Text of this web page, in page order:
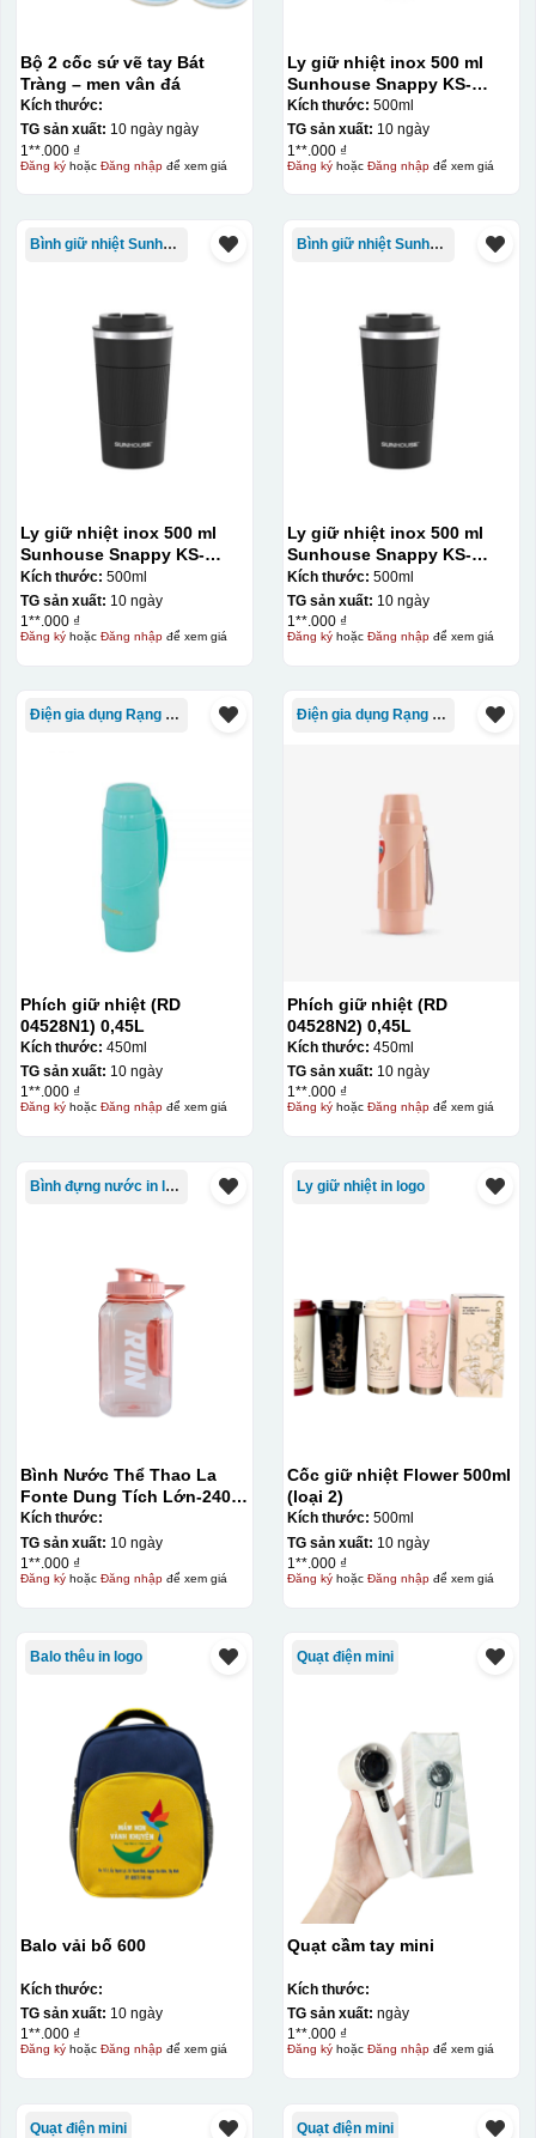
Bộ 2 cốc sứ vẽ tay Bát
Tràng – men vân đá
Kích thước:
TG sản xuất: 10 ngày ngày
1**.000 ₫
Đăng kýhoặc Đăng nhậpđể xem giá
Ly giữ nhiệt inox 500 ml
Sunhouse Snappy KS-
TU500S
Kích thước: 500ml
TG sản xuất: 10 ngày
1**.000 ₫
Đăng kýhoặc Đăng nhậpđể xem giá
Bình giữ nhiệt Sunhouse
Ly giữ nhiệt inox 500 ml
Sunhouse Snappy KS-
TU500S
Kích thước: 500ml
TG sản xuất: 10 ngày
1**.000 ₫
Đăng kýhoặc Đăng nhậpđể xem giá
Bình giữ nhiệt Sunhouse
Ly giữ nhiệt inox 500 ml
Sunhouse Snappy KS-
TU500S
Kích thước: 500ml
TG sản xuất: 10 ngày
1**.000 ₫
Đăng kýhoặc Đăng nhậpđể xem giá
Điện gia dụng Rạng Đông
Phích giữ nhiệt (RD
04528N1) 0,45L
Kích thước: 450ml
TG sản xuất: 10 ngày
1**.000 ₫
Đăng kýhoặc Đăng nhậpđể xem giá
Điện gia dụng Rạng Đông
Phích giữ nhiệt (RD
04528N2) 0,45L
Kích thước: 450ml
TG sản xuất: 10 ngày
1**.000 ₫
Đăng kýhoặc Đăng nhậpđể xem giá
Bình đựng nước in logo
Bình Nước Thể Thao La
Fonte Dung Tích Lớn-2400
ML014892-BLU
Kích thước:
TG sản xuất: 10 ngày
1**.000 ₫
Đăng kýhoặc Đăng nhậpđể xem giá
Ly giữ nhiệt in logo
Cốc giữ nhiệt Flower 500ml
(loại 2)
Kích thước: 500ml
TG sản xuất: 10 ngày
1**.000 ₫
Đăng kýhoặc Đăng nhậpđể xem giá
Balo thêu in logo
Balo vải bố 600
Kích thước:
TG sản xuất: 10 ngày
1**.000 ₫
Đăng kýhoặc Đăng nhậpđể xem giá
Quạt điện mini
Quạt cầm tay mini
Kích thước:
TG sản xuất: ngày
1**.000 ₫
Đăng kýhoặc Đăng nhậpđể xem giá
Quạt điện mini Quạt điện mini